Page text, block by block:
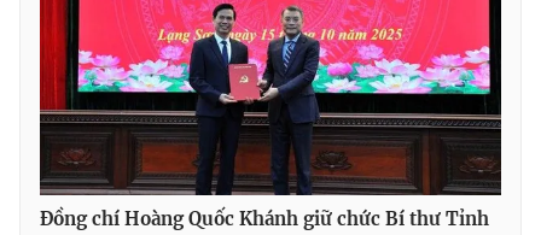
Cơ quan báo chí:Thời báo VTV
Giấy phép hoạt động báo in và báo điện tử số 483/GP-BTTTT
cấp ngày 29/12/2023
Tổng Biên tập:Vũ Thanh Thủy
Phó Tổng Biên tập:
Nguyễn Thị Mỹ Hạnh, Phạm Quốc Thắng,
Nguyễn Trọng Ninh
Tổng đài VTV:024.38 355 931 - 024.38 355 932
Đồng chí Hoàng Quốc Khánh giữ chức Bí thư Tỉnh